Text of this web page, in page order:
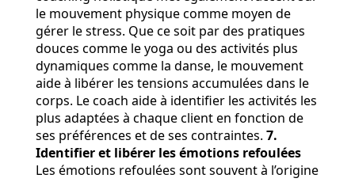
le mouvement physique comme moyen de
gérer le stress. Que ce soit par des pratiques
douces comme le yoga ou des activités plus
dynamiques comme la danse, le mouvement
aide à libérer les tensions accumulées dans le
corps. Le coach aide à identifier les activités les
plus adaptées à chaque client en fonction de
ses préférences et de ses contraintes. 7.
Identifier et libérer les émotions refoulées
Les émotions refoulées sont souvent à l’origine